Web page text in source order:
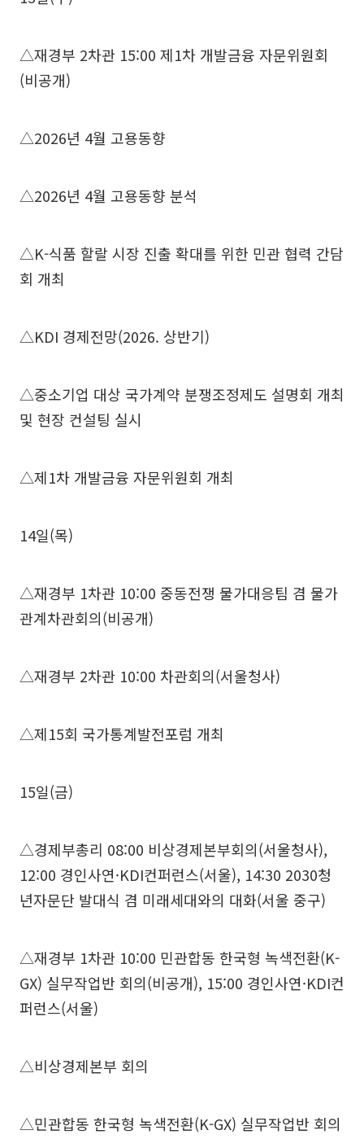
△재경부 2차관 15:00 제1차 개발금융 자문위원회
(비공개)
△2026년 4월 고용동향
△2026년 4월 고용동향 분석
△K-식품 할랄 시장 진출 확대를 위한 민관 협력 간담
회 개최
△KDI 경제전망(2026. 상반기)
△중소기업 대상 국가계약 분쟁조정제도 설명회 개최
및 현장 컨설팅 실시
△제1차 개발금융 자문위원회 개최
14일(목)
△재경부 1차관 10:00 중동전쟁 물가대응팀 겸 물가
관계차관회의(비공개)
△재경부 2차관 10:00 차관회의(서울청사)
△제15회 국가통계발전포럼 개최
15일(금)
△경제부총리 08:00 비상경제본부회의(서울청사),
12:00 경인사연·KDI컨퍼런스(서울), 14:30 2030청
년자문단 발대식 겸 미래세대와의 대화(서울 중구)
△재경부 1차관 10:00 민관합동 한국형 녹색전환(K-
GX) 실무작업반 회의(비공개), 15:00 경인사연·KDI컨
퍼런스(서울)
△비상경제본부 회의
△민관합동 한국형 녹색전환(K-GX) 실무작업반 회의